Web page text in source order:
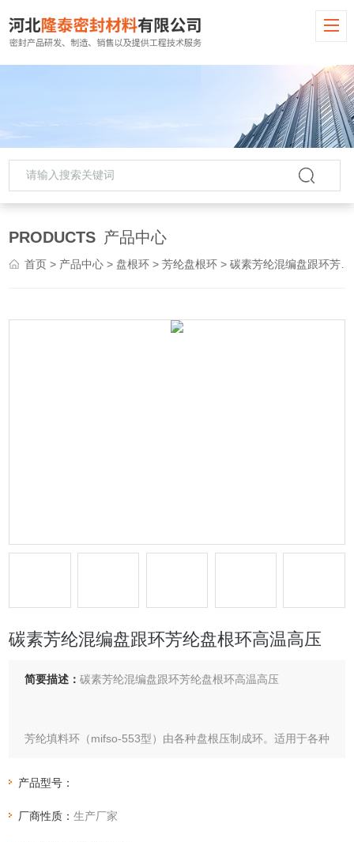
PRODUCTS 产品中心
首页 > 产品中心 > 盘根环 >芳纶盘根环 > 碳素芳纶混编盘跟环芳纶盘根环高温高压
碳素芳纶混编盘跟环芳纶盘根环高温高压
简要描述：碳素芳纶混编盘跟环芳纶盘根环高温高压
芳纶填料环（mifso-553型）由各种盘根压制成环。适用于各种
氟盘根环，石棉四氟盘根环，石棉石墨盘根环，高碳纤维盘根
维盘根环等等性能特点：根据各种盘根的性能特点，选用在相
产品型号：
厂商性质：生产厂家